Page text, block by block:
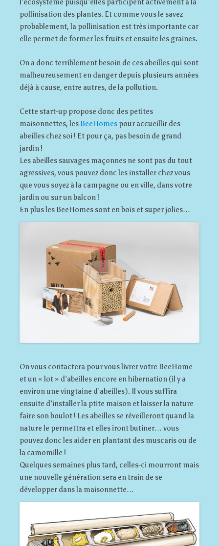
l’écosystème puisqu’elles participent activement à la
pollinisation des plantes. Et comme vous le savez
probablement, la pollinisation est très importante car
elle permet de former les fruits et ensuite les graines.
On a donc terriblement besoin de ces abeilles qui sont
malheureusement en danger depuis plusieurs années
déjà à cause, entre autres, de la pollution.
Cette start-up propose donc des petites
maisonnettes, les BeeHomes pour accueillir des
abeilles chez soi ! Et pour ça, pas besoin de grand
jardin !
Les abeilles sauvages maçonnes ne sont pas du tout
agressives, vous pouvez donc les installer chez vous
que vous soyez à la campagne ou en ville, dans votre
jardin ou sur un balcon !
En plus les BeeHomes sont en bois et super jolies…
On vous contactera pour vous livrer votre BeeHome
et un « lot » d’abeilles encore en hibernation (il y a
environ une vingtaine d’abeilles). Il vous suffira
ensuite d’installer la ptite maison et laisser la nature
faire son boulot ! Les abeilles se réveilleront quand la
nature le permettra et elles iront butiner… vous
pouvez donc les aider en plantant des muscaris ou de
la camomille !
Quelques semaines plus tard, celles-ci mourront mais
une nouvelle génération sera en train de se
développer dans la maisonnette…